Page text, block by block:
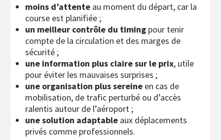
moins d’attente au moment du départ, car la
course est planifiée ;
un meilleur contrôle du timing pour tenir
compte de la circulation et des marges de
sécurité ;
une information plus claire sur le prix, utile
pour éviter les mauvaises surprises ;
une organisation plus sereine en cas de
mobilisation, de trafic perturbé ou d’accès
ralentis autour de l’aéroport ;
une solution adaptable aux déplacements
privés comme professionnels.